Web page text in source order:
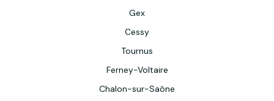
Gex
Cessy
Tournus
Ferney-Voltaire
Chalon-sur-Saône